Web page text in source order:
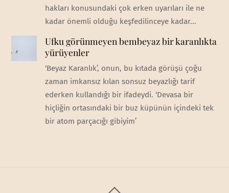
hakları konusundaki çok erken uyarıları ile ne
kadar önemli olduğu keşfedilinceye kadar...
Ufku görünmeyen bembeyaz bir karanlıkta
yürüyenler
‘Beyaz Karanlık’, onun, bu kıtada görüşü çoğu
zaman imkansız kılan sonsuz beyazlığı tarif
ederken kullandığı bir ifadeydi. ‘Devasa bir
hiçliğin ortasındaki bir buz küpünün içindeki tek
bir atom parçacığı gibiyim’